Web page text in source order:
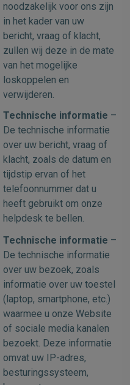
noodzakelijk voor ons zijn
in het kader van uw
bericht, vraag of klacht,
zullen wij deze in de mate
van het mogelijke
loskoppelen en
verwijderen.
Technische informatie –
De technische informatie
over uw bericht, vraag of
klacht, zoals de datum en
tijdstip ervan of het
telefoonnummer dat u
heeft gebruikt om onze
helpdesk te bellen.
Technische informatie –
De technische informatie
over uw bezoek, zoals
informatie over uw toestel
(laptop, smartphone, etc.)
waarmee u onze Website
of sociale media kanalen
bezoekt. Deze informatie
omvat uw IP-adres,
besturingssysteem,